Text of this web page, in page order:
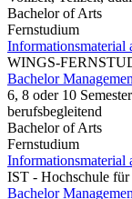
Bachelor of Arts
Fernstudium
Informationsmaterial
WINGS-
Bachelor
6, 8 oder 10 Semester
berufsbegleitend
Bachelor of Arts
Fernstudium
Informationsmaterial
IST - Hochschule für
Bachelor